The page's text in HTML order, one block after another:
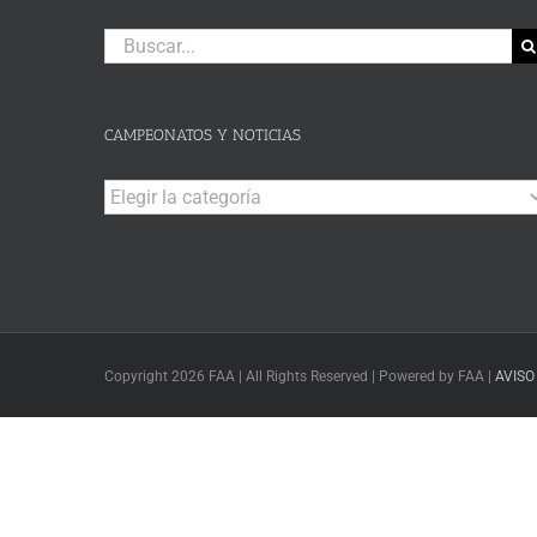
Buscar:
CAMPEONATOS Y NOTICIAS
Campeonatos
y
Copyright 2026 FAA | All Rights Reserved | Powered by FAA |